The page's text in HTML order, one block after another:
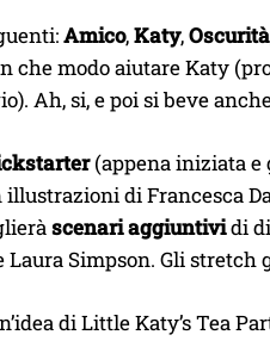
Amico,Katy,Oscurità
che modo aiutare Katy
Ah, si, e poi si beve
(appena iniziata e
di Francesca
scenari aggiuntividi
Laura Simpson. Gli
di Little Katy’s Tea